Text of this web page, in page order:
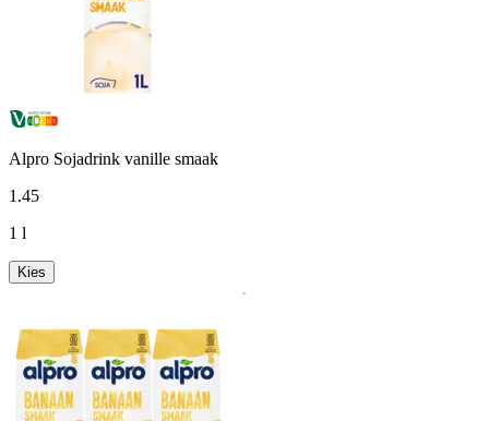
Alpro Sojadrink vanille smaak
1.45
1 l
Kies